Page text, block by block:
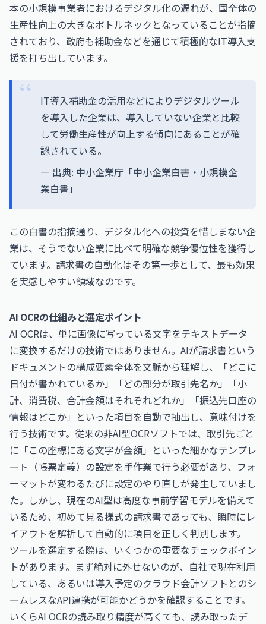
本の小規模事業者におけるデジタル化の遅れが、国全体の
生産性向上の大きなボトルネックとなっていることが指摘
されており、政府も補助金などを通じて積極的なIT導入支
援を打ち出しています。
IT導入補助金の活用などによりデジタルツール
を導入した企業は、導入していない企業と比較
して労働生産性が向上する傾向にあることが確
認されている。
— 出典: 中小企業庁「中小企業白書・小規模企
業白書」
この白書の指摘通り、デジタル化への投資を惜しまない企
業は、そうでない企業に比べて明確な競争優位性を獲得し
ています。請求書の自動化はその第一歩として、最も効果
を実感しやすい領域なのです。
AI OCRの仕組みと選定ポイント
AI OCRは、単に画像に写っている文字をテキストデータ
に変換するだけの技術ではありません。AIが請求書という
ドキュメントの構成要素全体を文脈から理解し、「どこに
日付が書かれているか」「どの部分が取引先名か」「小
計、消費税、合計金額はそれぞれどれか」「振込先口座の
情報はどこか」といった項目を自動で抽出し、意味付けを
行う技術です。従来の非AI型OCRソフトでは、取引先ごと
に「この座標にある文字が金額」といった細かなテンプレ
ート（帳票定義）の設定を手作業で行う必要があり、フォ
ーマットが変わるたびに設定のやり直しが発生していまし
た。しかし、現在のAI型は高度な事前学習モデルを備えて
いるため、初めて見る様式の請求書であっても、瞬時にレ
イアウトを解析して自動的に項目を正しく判別します。
ツールを選定する際は、いくつかの重要なチェックポイン
トがあります。まず絶対に外せないのが、自社で現在利用
している、あるいは導入予定のクラウド会計ソフトとのシ
ームレスなAPI連携が可能かどうかを確認することです。
いくらAI OCRの読み取り精度が高くても、読み取ったデ